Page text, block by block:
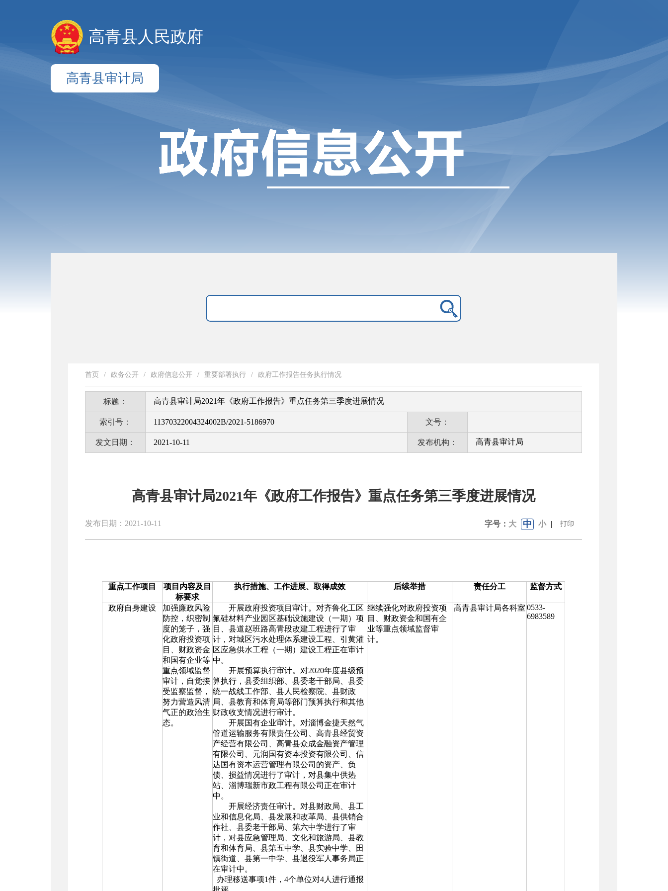
高青县人民政府
高青县审计局
首页 / 政务公开 / 政府信息公开 / 重要部署执行 / 政府工作报告任务执行情况
标题： 高青县审计局2021年《政府工作报告》重点任务第三季度进展情况
索引号： 11370322004324002B/2021-5186970 文号：
发文日期： 2021-10-11 发布机构： 高青县审计局
高青县审计局2021年《政府工作报告》重点任务第三季度进展情况
发布日期：2021-10-11 字号： 大 中 小 | 打印
重点工作项目
项目内容及目
标要求
执行措施、工作进展、取得成效 后续举措 责任分工 监督方式
政府自身建设
加强廉政风险
防控，织密制
度的笼子，强
化政府投资项
目、财政资金
和国有企业等
重点领域监督
审计，自觉接
受监察监督，
努力营造风清
气正的政治生
态。
开展政府投资项目 审计。对齐鲁化工区
氟硅材料产业园区基础设施建设（一期）项
目、县道赵班路高青段改建工程进行了审
计，对城区污水处理体系建设工程、引黄灌
区应急供水工程（一期）建设工程正在审计
中。
开展预算执行审计。对2020年度县级预
算执行，县委组织部、县委老干部局、县委
统一战线工作部、县人民检察院、县财政
局、县教育和体育局等部门预算执行和其他
财政收支情况进行审计。
开展国有企业审计。对淄博金捷天然气
管道运输服务有限责任公司、高青县经贸资
产经营有限公司、高青县众成金融资产管理
有限公司、元润国有资本投资有限公司、信
达国有资本运营管理有限公司的资产、负
债、损益情况进行了审计，对县集中供热
站、淄博瑞新市政工程有限公司正在审计
中。
开展经济责任审计。对县财政局、县工
业和信息化局、县发展和改革局、县供销合
作社、县委老干部局、第六中学进行了审
计，对县应急管理局、文化和旅游局、县教
育和体育局、县第五中学、县实验中学、田
镇街道、县第一中学、县退役军人事务局正
在审计中。
办理移送事项1件，4个单位对4人进行通报
继续强化对政府投资项
目、财政资金和国有企
业等重点领域监督审
计。
高青县审计局各科室 0533-
6983589